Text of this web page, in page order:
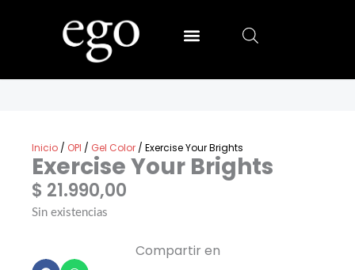
Inicio / OPI / Gel Color / Exercise Your Brights
Exercise Your Brights
$ 21.990,00
Sin existencias
Compartir en